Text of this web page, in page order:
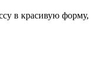
в красивую форму,